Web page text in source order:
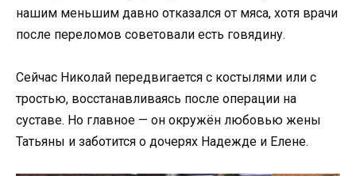
нашим меньшим давно отказался от мяса, хотя врачи
после переломов советовали есть говядину.
Сейчас Николай передвигается с костылями или с
тростью, восстанавливаясь после операции на
суставе. Но главное — он окружён любовью жены
Татьяны и заботится о дочерях Надежде и Елене.